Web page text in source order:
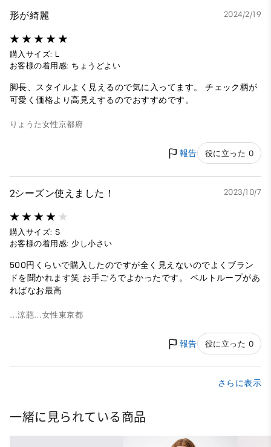
形が綺麗 2024/2/19
購入サイズ: L
お客様の着用感: ちょうどよい
脚長、スタイルよく見えるので気に入ってます。 チェック柄が
可愛く価格より高見えするのでおすすめです。
りょうた女性京都府
報告 役に立った 0
2シーズン使えました！ 2023/10/7
購入サイズ: S
お客様の着用感: 少し小さい
500円くらいで購入したのですが全く見えないのでよくブラン
ドを聞かれます笑 お手ごろでよかったです。 ベルトループがあ
ればなお最高
…涼葩…女性東京都
報告 役に立った 0
さらに表示
一緒に見られている商品